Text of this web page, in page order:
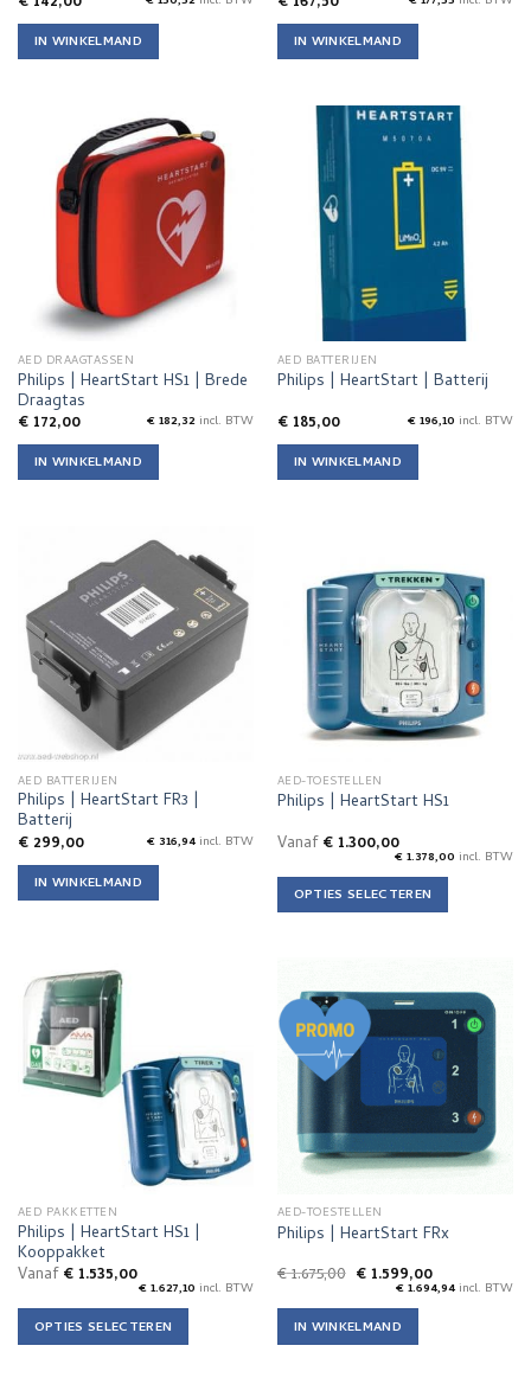
IN WINKELMAND
IN WINKELMAND
AED DRAAGTASSEN
Philips | HeartStart HS1 | Brede
Draagtas
€172,00 €182,32 incl. BTW
IN WINKELMAND
AED BATTERIJEN
Philips | HeartStart | Batterij
€185,00 €196,10 incl. BTW
IN WINKELMAND
AED BATTERIJEN
Philips | HeartStart FR3 |
Batterij
€299,00 € 316,94 incl. BTW
IN WINKELMAND
AED-TOESTELLEN
Philips | HeartStart HS1
Vanaf€1.300,00€1.378,00 incl. BTW
OPTIES SELECTEREN
meerdere
variaties.
Deze
optie
gekozen
worden
productpagina
AED PAKKETTEN
Philips | HeartStart HS1 |
Kooppakket
Vanaf€1.535,00€1.627,10 incl. BTW
OPTIES SELECTEREN
AED-TOESTELLEN
Philips | HeartStart FRx
€1.675,00 Oorspronkelijke
was:
€ 1.675,00.
€1.599,00Huidige
prijs
€1.694,94 incl. BTW
IN WINKELMAND